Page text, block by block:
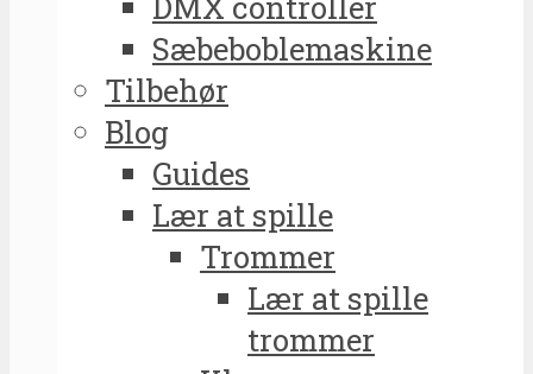
Sæbeboblemaskine
Tilbehør
Blog
Guides
Lær at spille
Trommer
Lær at spille
trommer